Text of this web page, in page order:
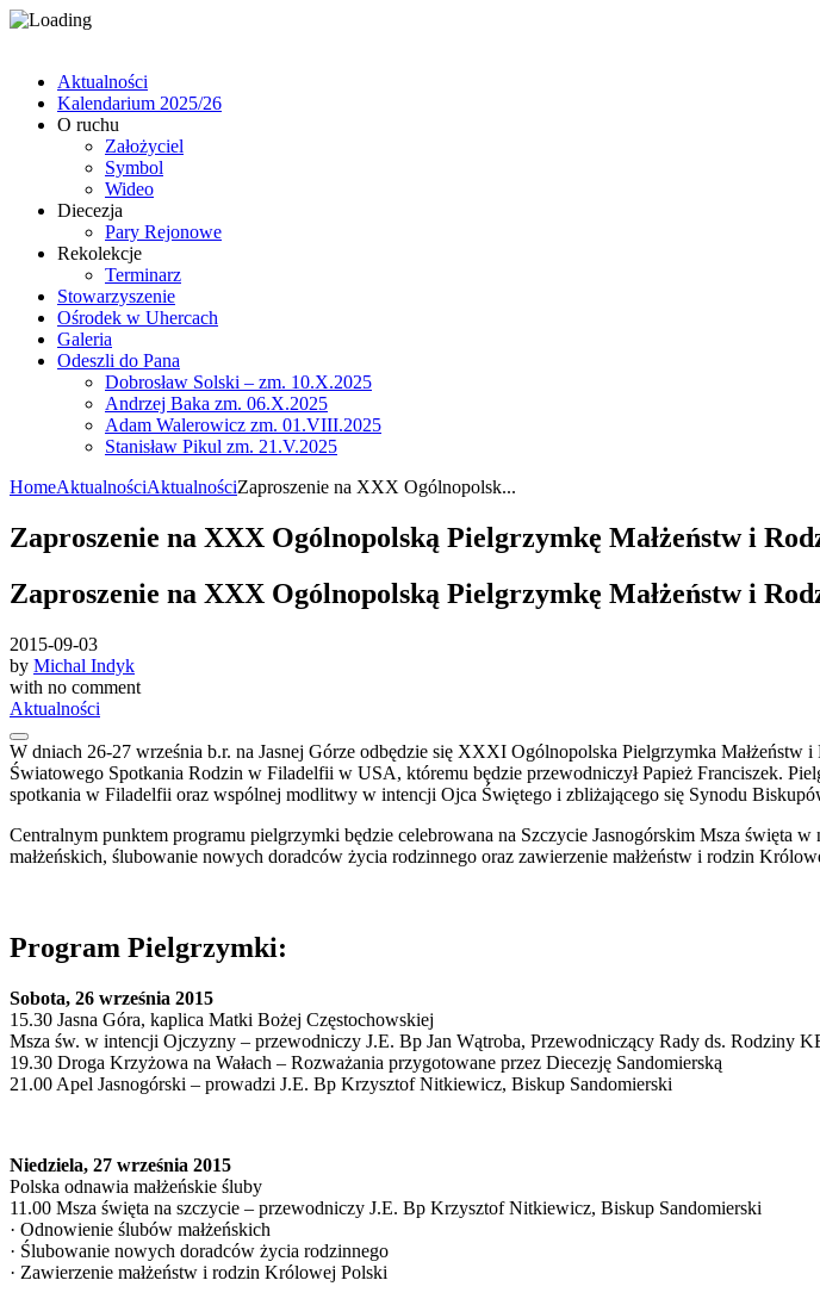
Aktualności
Kalendarium 2025/26
O ruchu
Założyciel
Symbol
Wideo
Diecezja
Pary Rejonowe
Rekolekcje
Terminarz
Stowarzyszenie
Ośrodek w Uhercach
Galeria
Odeszli do Pana
Dobrosław Solski – zm. 10.X.2025
Andrzej Baka zm. 06.X.2025
Adam Walerowicz zm. 01.VIII.2025
Stanisław Pikul zm. 21.V.2025
HomeAktualnościAktualnościZaproszenie na XXX Ogólnopolsk...
Zaproszenie na XXX Ogólnopolską Pielgrzymkę Małżeństw i
Zaproszenie na XXX Ogólnopolską Pielgrzymkę Małżeństw i
2015-09-03
by Michal Indyk
with no comment
Aktualności
W dniach 26-27 września b.r. na Jasnej Górze odbędzie się XXXI Ogólnopolska Pielgrzymka
Światowego Spotkania Rodzin w Filadelfii w USA, któremu będzie przewodniczył Papież Franciszek.
spotkania w Filadelfii oraz wspólnej modlitwy w intencji Ojca Świętego i zbliżającego się Synodu
Centralnym punktem programu pielgrzymki będzie celebrowana na Szczycie Jasnogórskim Msza święta
małżeńskich, ślubowanie nowych doradców życia rodzinnego oraz zawierzenie małżeństw i rodzin
Program Pielgrzymki:
Sobota, 26 września 2015
15.30 Jasna Góra, kaplica Matki Bożej Częstochowskiej
Msza św. w intencji Ojczyzny – przewodniczy J.E. Bp Jan Wątroba, Przewodniczący Rady ds. Rodziny
19.30 Droga Krzyżowa na Wałach – Rozważania przygotowane przez Diecezję Sandomierską
21.00 Apel Jasnogórski – prowadzi J.E. Bp Krzysztof Nitkiewicz, Biskup Sandomierski
Niedziela, 27 września 2015
Polska odnawia małżeńskie śluby
11.00 Msza święta na szczycie – przewodniczy J.E. Bp Krzysztof Nitkiewicz, Biskup Sandomierski
· Odnowienie ślubów małżeńskich
· Ślubowanie nowych doradców życia rodzinnego
· Zawierzenie małżeństw i rodzin Królowej Polski